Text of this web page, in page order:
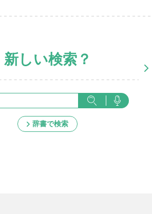
新しい検索？
辞書で検索